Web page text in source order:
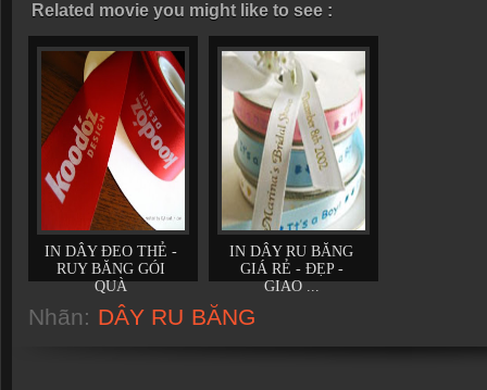
Related movie you might like to see :
IN DÂY ĐEO THẺ -
RUY BĂNG GÓI
QUÀ
IN DÂY RU BĂNG
GIÁ RẺ - ĐẸP -
GIAO ...
Nhãn: DÂY RU BĂNG